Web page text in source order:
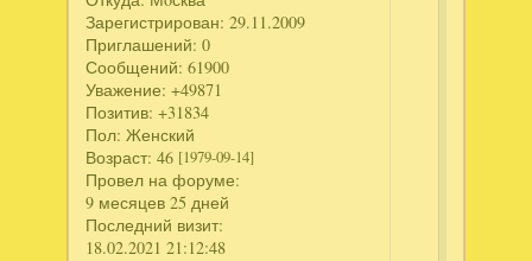
Зарегистрирован: 29.11.2009
Приглашений: 0
Сообщений: 61900
Уважение: +49871
Позитив: +31834
Пол: Женский
Возраст: 46 [1979-09-14]
Провел на форуме:
9 месяцев 25 дней
Последний визит:
18.02.2021 21:12:48